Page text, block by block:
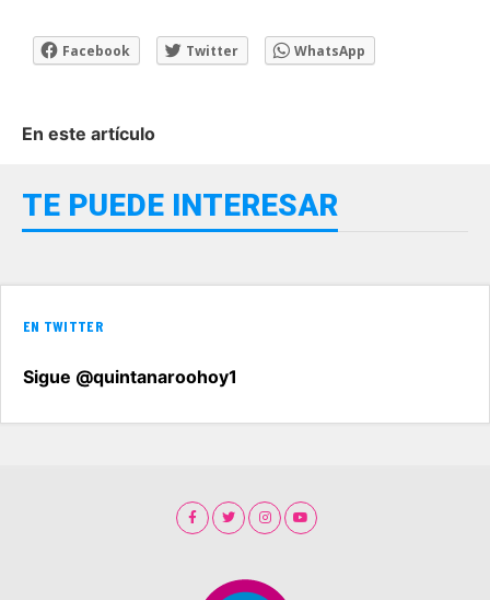
Facebook Twitter WhatsApp
En este artículo
TE PUEDE INTERESAR
EN TWITTER
Sigue @quintanaroohoy1